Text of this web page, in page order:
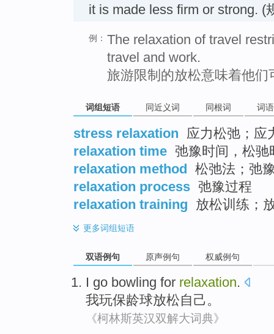
it is made less firm or strong. (
例： The relaxation of travel
travel and work.
旅游限制的放松意味着他
词组短语 同近义词 同根词 词
stress relaxation 应力松弛；应
relaxation time 弛豫时间，松驰
relaxation method 松弛法；弛
relaxation process 弛豫过程
relaxation training 放松训练；
更多词组短语
双语例句 原声例句 权威例句
I go bowling for relaxation.
我玩保龄球放松自己。
《柯林斯英汉双解大词典》